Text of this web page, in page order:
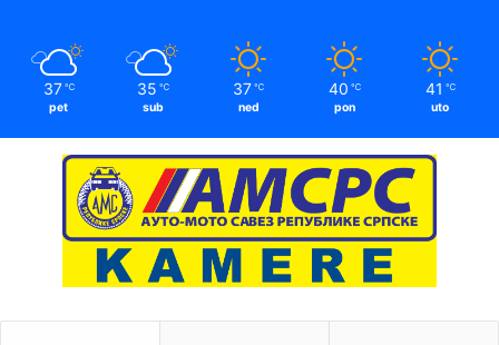
37 ℃
pet
35 ℃
sub
37 ℃
ned
40 ℃
pon
41 ℃
uto